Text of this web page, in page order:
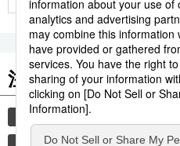
注目のキーワード
共同通信ニュース